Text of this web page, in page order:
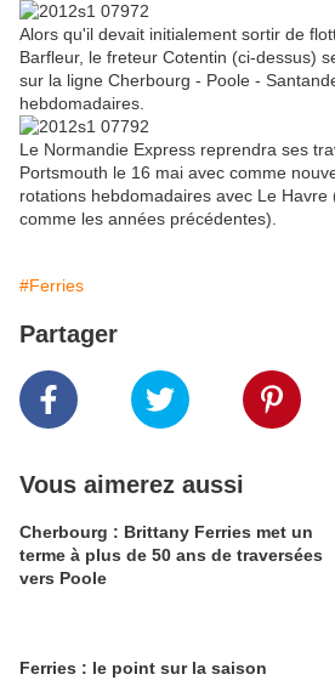
Alors qu'il devait initialement sortir de
Barfleur, le freteur Cotentin (ci-dessus)
sur la ligne Cherbourg - Poole -
hebdomadaires.
Le Normandie Express reprendra ses
Portsmouth le 16 mai avec comme
rotations hebdomadaires avec Le Havre
comme les années précédentes).
#Ferries
Partager
Vous aimerez aussi
Cherbourg : Brittany Ferries met un
terme à plus de 50 ans de traversées
vers Poole
Ferries : le point sur la saison